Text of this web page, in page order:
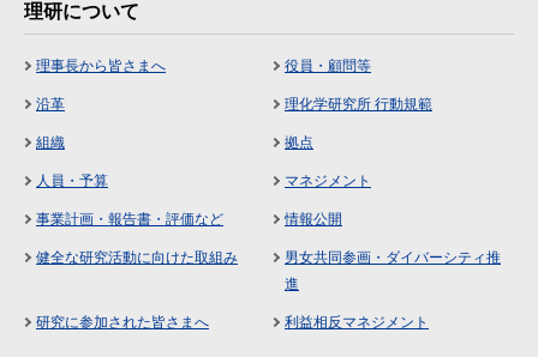
理研について
理事長から皆さまへ 役員・顧問等
沿革 理化学研究所 行動規範
組織 拠点
人員・予算 マネジメント
事業計画・報告書・評価など 情報公開
健全な研究活動に向けた取組み
男女共同参画・ダイバーシティ推
進
研究に参加された皆さまへ 利益相反マネジメント